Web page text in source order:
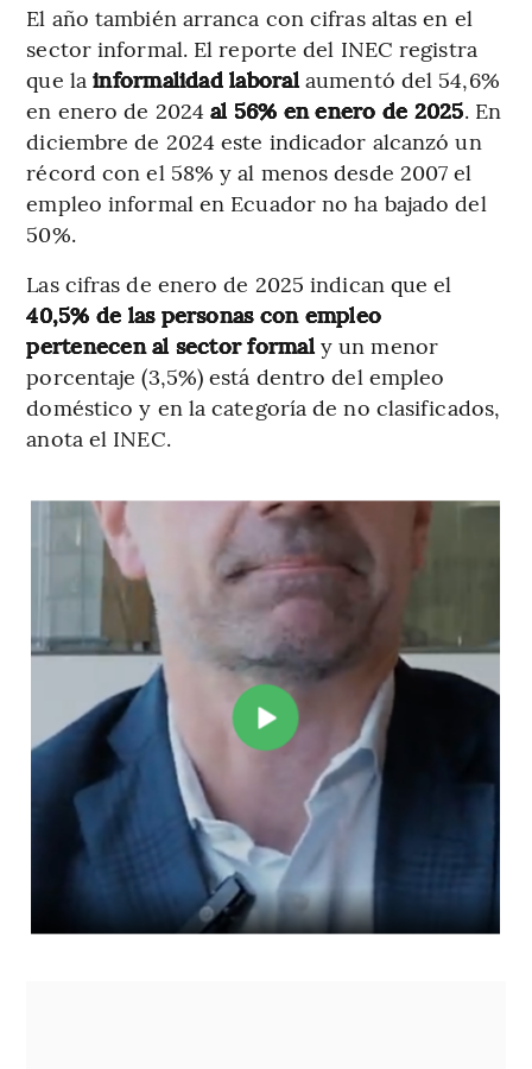
El año también arranca con cifras altas en el
sector informal. El reporte del INEC registra
que lainformalidad laboralaumentó del 54,6%
en enero de 2024al 56% en enero de 2025. En
diciembre de 2024 este indicador alcanzó un
récord con el 58% y al menos desde 2007 el
empleo informal en Ecuador no ha bajado del
50%.
Las cifras de enero de 2025 indican que el
40,5% de las personas con empleo
pertenecen al sector formaly un menor
porcentaje (3,5%) está dentro del empleo
doméstico y en la categoría de no clasificados,
anota el INEC.